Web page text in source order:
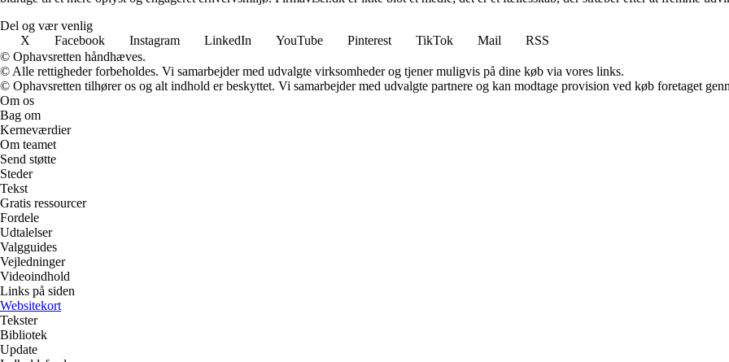
Del og vær venlig
X
Facebook Instagram LinkedIn YouTube Pinterest TikTok Mail
RSS
© Ophavsretten håndhæves.
© Alle rettigheder forbeholdes. Vi samarbejder med udvalgte virksomheder og tjener muligvis på dine køb via vores links.
© Ophavsretten tilhører os og alt indhold er beskyttet. Vi samarbejder med udvalgte partnere og kan modtage provision ved køb foretaget
Om os
Bag om
Kerneværdier
Om teamet
Send støtte
Steder
Tekst
Gratis ressourcer
Fordele
Udtalelser
Valgguides
Vejledninger
Videoindhold
Links på siden
Websitekort
Tekster
Bibliotek
Update